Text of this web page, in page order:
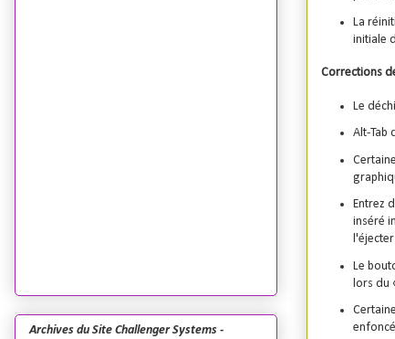
La
initiale
Corrections
Le
Alt-Tab
Entrez
inséré
Le
lors du
Archives du Site Challenger Systems -